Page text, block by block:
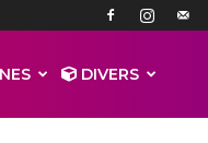
DIVERS